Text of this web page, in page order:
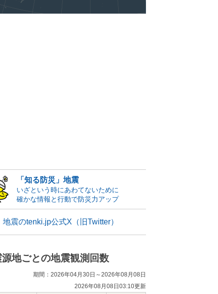
「知る防災」地震
いざという時にあわてないために
確かな情報と行動で防災力アップ
地震のtenki.jp公式X（旧Twitter）
源地ごとの地震観測回数
期間：2026年04月30日～2026年08月08日
2026年08月08日03:10更新